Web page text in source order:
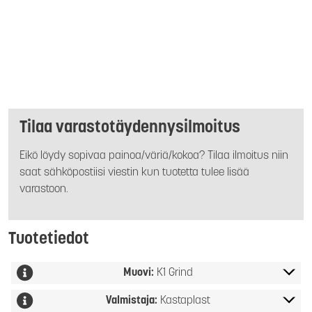
Tilaa varastotäydennysilmoitus
Eikö löydy sopivaa painoa/väriä/kokoa? Tilaa ilmoitus niin
saat sähköpostiisi viestin kun tuotetta tulee lisää
varastoon.
Tuotetiedot
Muovi: K1 Grind
Valmistaja: Kastaplast